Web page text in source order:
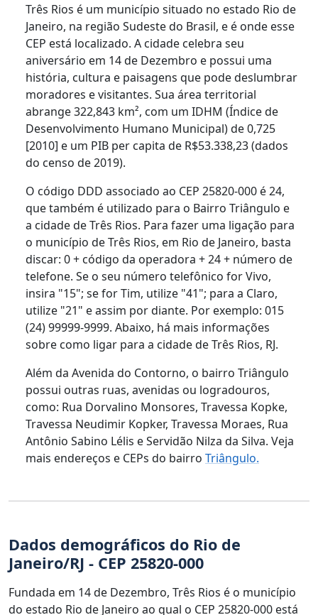
Três Rios é um município situado no estado Rio de
Janeiro, na região Sudeste do Brasil, e é onde esse
CEP está localizado. A cidade celebra seu
aniversário em 14 de Dezembro e possui uma
história, cultura e paisagens que pode deslumbrar
moradores e visitantes. Sua área territorial
abrange 322,843 km², com um IDHM (Índice de
Desenvolvimento Humano Municipal) de 0,725
[2010] e um PIB per capita de R$53.338,23 (dados
do censo de 2019).
O código DDD associado ao CEP 25820-000 é 24,
que também é utilizado para o Bairro Triângulo e
a cidade de Três Rios. Para fazer uma ligação para
o município de Três Rios, em Rio de Janeiro, basta
discar: 0 + código da operadora + 24 + número de
telefone. Se o seu número telefônico for Vivo,
insira "15"; se for Tim, utilize "41"; para a Claro,
utilize "21" e assim por diante. Por exemplo: 015
(24) 99999-9999. Abaixo, há mais informações
sobre como ligar para a cidade de Três Rios, RJ.
Além da Avenida do Contorno, o bairro Triângulo
possui outras ruas, avenidas ou logradouros,
como: Rua Dorvalino Monsores, Travessa Kopke,
Travessa Neudimir Kopker, Travessa Moraes, Rua
Antônio Sabino Lélis e Servidão Nilza da Silva. Veja
mais endereços e CEPs do bairro Triângulo.
Dados demográficos do Rio de
Janeiro/RJ - CEP 25820-000
Fundada em 14 de Dezembro, Três Rios é o município
do estado Rio de Janeiro ao qual o CEP 25820-000 está